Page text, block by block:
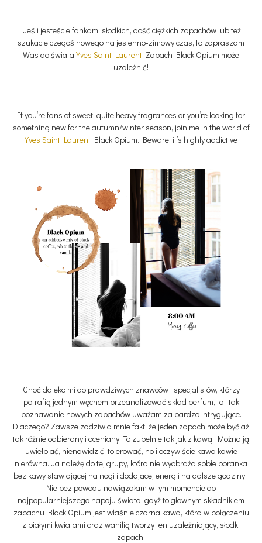
Jeśli jesteście fankami słodkich, dość ciężkich zapachów lub też
szukacie czegoś nowego na jesienno-zimowy czas, to zapraszam
Was do świata Yves Saint Laurent. Zapach Black Opium może
uzależnić!
If you’re fans of sweet, quite heavy fragrances or you’re looking for
something new for the autumn/winter season, join me in the world of
Yves Saint Laurent Black Opium. Beware, it’s highly addictive
Choć daleko mi do prawdziwych znawców i specjalistów, którzy
potrafią jednym węchem przeanalizować skład perfum, to i tak
poznawanie nowych zapachów uważam za bardzo intrygujące.
Dlaczego? Zawsze zadziwia mnie fakt, że jeden zapach może być aż
tak różnie odbierany i oceniany. To zupełnie tak jak z kawą. Można ją
uwielbiać, nienawidzić, tolerować, no i oczywiście kawa kawie
nierówna. Ja należę do tej grupy, która nie wyobraża sobie poranka
bez kawy stawiającej na nogi i dodającej energii na dalsze godziny.
Nie bez powodu nawiązałam w tym momencie do
najpopularniejszego napoju świata, gdyż to głownym składnikiem
zapachu Black Opium jest właśnie czarna kawa, która w połączeniu
z białymi kwiatami oraz wanilią tworzy ten uzależniający, słodki
zapach.